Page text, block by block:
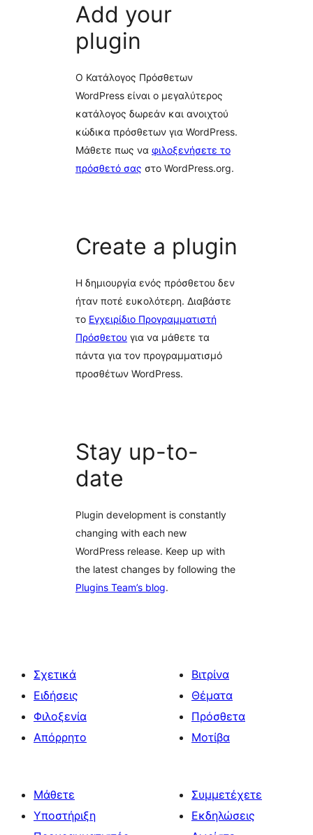
Add your
plugin
Ο Κατάλογος Πρόσθετων
WordPress είναι ο μεγαλύτερος
κατάλογος δωρεάν και ανοιχτού
κώδικα πρόσθετων για WordPress.
Μάθετε πως να φιλοξενήσετε το
πρόσθετό σας στο WordPress.org.
Create a plugin
Η δημιουργία ενός πρόσθετου δεν
ήταν ποτέ ευκολότερη. Διαβάστε
το Εγχειρίδιο Προγραμματιστή
Πρόσθετου για να μάθετε τα
πάντα για τον προγραμματισμό
προσθέτων WordPress.
Stay up-to-
date
Plugin development is constantly
changing with each new
WordPress release. Keep up with
the latest changes by following the
Plugins Team’s blog.
Σχετικά
Ειδήσεις
Φιλοξενία
Απόρρητο
Βιτρίνα
Θέματα
Πρόσθετα
Μοτίβα
Μάθετε
Υποστήριξη
Συμμετέχετε
Εκδηλώσεις